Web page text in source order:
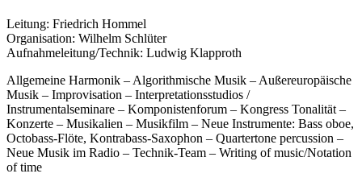
Leitung: Friedrich Hommel
Organisation: Wilhelm Schlüter
Aufnahmeleitung/Technik: Ludwig Klapproth
Allgemeine Harmonik – Algorithmische Musik – Außereuropäische
Musik – Improvisation – Interpretationsstudios /
Instrumentalseminare – Komponistenforum – Kongress Tonalität –
Konzerte – Musikalien – Musikfilm – Neue Instrumente: Bass oboe,
Octobass-Flöte, Kontrabass-Saxophon – Quartertone percussion –
Neue Musik im Radio – Technik-Team – Writing of music/Notation
of time